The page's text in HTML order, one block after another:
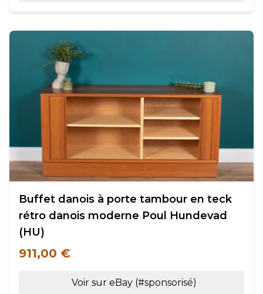
Buffet danois à porte tambour en teck
rétro danois moderne Poul Hundevad
(HU)
911,00 €
Voir sur eBay (#sponsorisé)